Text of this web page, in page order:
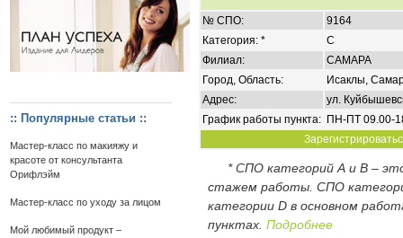
:: Популярные статьи ::
Мастер-класс по макияжу и
красоте от консультанта
Орифлэйм
Мастер-класс по уходу за лицом
Мой любимый продукт –
№ СПО:
9164
Категория: *
C
Филиал:
САМАРА
Город, Область:
Исаклы,
Адрес:
ул.
График работы пункта: ПН-ПТ 09.00-
* СПО категорий А и В –
стажем работы. СПО
категории D в основном
пунктах. Подробнее